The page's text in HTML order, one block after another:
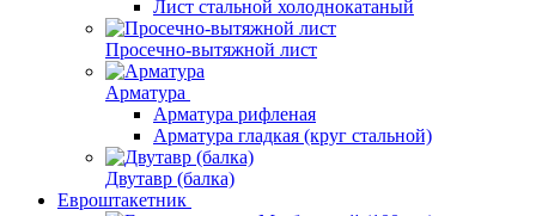
Лист стальной холоднокатаный
Просечно-вытяжной лист
Арматура
Арматура рифленая
Арматура гладкая (круг стальной)
Двутавр (балка)
Евроштакетник